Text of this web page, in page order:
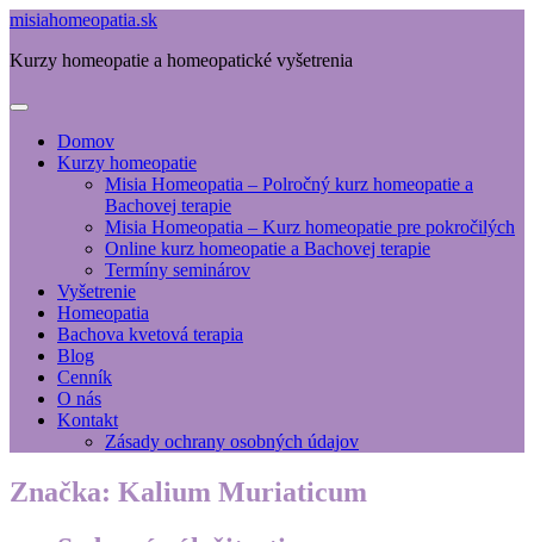
misiahomeopatia.sk
Kurzy homeopatie a homeopatické vyšetrenia
Domov
Kurzy homeopatie
Misia Homeopatia – Polročný kurz homeopatie a
Bachovej terapie
Misia Homeopatia – Kurz homeopatie pre pokročilých
Online kurz homeopatie a Bachovej terapie
Termíny seminárov
Vyšetrenie
Homeopatia
Bachova kvetová terapia
Blog
Cenník
O nás
Kontakt
Zásady ochrany osobných údajov
Značka: Kalium Muriaticum